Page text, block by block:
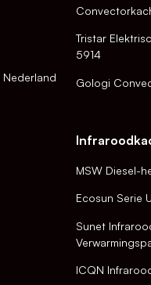
Tristar
5914
Gologi
MSW Diesel-
Ecosun Serie
Sunet
ICQN